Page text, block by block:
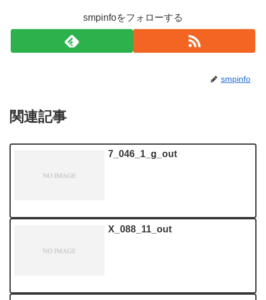
smpinfoをフォローする
smpinfo
関連記事
7_046_1_g_out
X_088_11_out